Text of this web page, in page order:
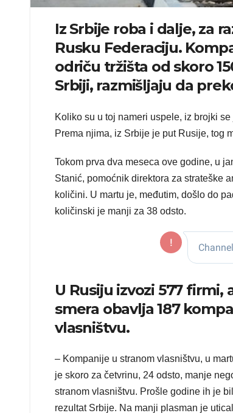
Iz Srbije roba i dalje, za
Rusku Federaciju.
odriču tržišta od skoro
Srbiji, razmišljaju da
Koliko su u toj nameri uspele, iz brojki
Prema njima, iz Srbije je put Rusije, tog
Tokom prva dva meseca ove godine, u
Stanić, pomoćnik direktora za strateške
količini. U martu je, međutim, došlo do
količinski je manji za 38 odsto.
U Rusiju izvozi 577
smera obavlja 187
vlasništvu.
– Kompanije u stranom vlasništvu, u
je skoro za četvrinu, 24 odsto, manje
stranom vlasništvu. Prošle godine ih je
rezultat Srbije. Na manji plasman je